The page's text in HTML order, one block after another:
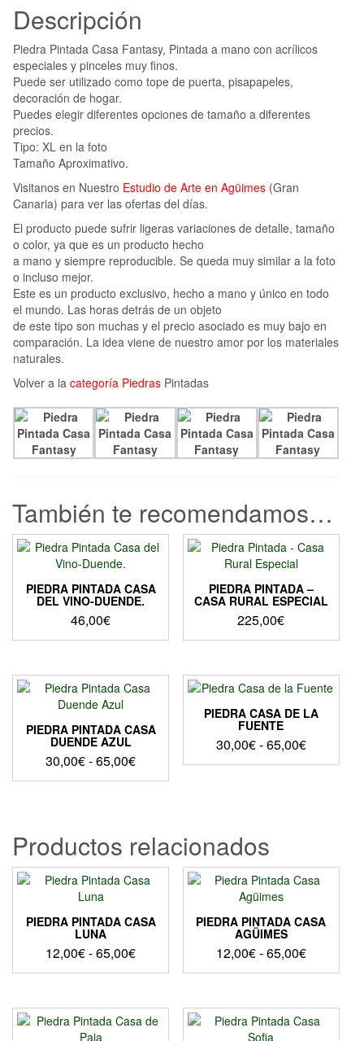
Descripción
Piedra Pintada Casa Fantasy, Pintada a mano con acrílicos
especiales y pinceles muy finos.
Puede ser utilizado como tope de puerta, pisapapeles,
decoración de hogar.
Puedes elegir diferentes opciones de tamaño a diferentes
precios.
Tipo: XL en la foto
Tamaño Aproximativo.
Visitanos en Nuestro Estudio de Arte en Agüimes (Gran
Canaria) para ver las ofertas del días.
El producto puede sufrir ligeras variaciones de detalle, tamaño
o color, ya que es un producto hecho
a mano y siempre reproducible. Se queda muy similar a la foto
o incluso mejor.
Este es un producto exclusivo, hecho a mano y único en todo
el mundo. Las horas detrás de un objeto
de este tipo son muchas y el precio asociado es muy bajo en
comparación. La idea viene de nuestro amor por los materiales
naturales.
Volver a la categoría Piedras Pintadas
También te recomendamos…
PIEDRA PINTADA CASA
DEL VINO-DUENDE.
46,00€
PIEDRA PINTADA –
CASA RURAL ESPECIAL
225,00€
PIEDRA PINTADA CASA
DUENDE AZUL
30,00€-65,00€Rango
de
hasta
65,00€
Este
variantes.
Las
opciones
se
pueden
elegir
en
la
página
producto
PIEDRA CASA DE LA
FUENTE
30,00€-65,00€Rango
de
Este
Las
opciones
se
pueden
elegir
en
la
página
de
Productos relacionados
PIEDRA PINTADA CASA
LUNA
12,00€-65,00€Rango
de
desde
12,00€
Este
tiene
múltiples
PIEDRA PINTADA CASA
AGÜIMES
12,00€-65,00€Rango
de
desde
12,00€
Este
tiene
múltiples